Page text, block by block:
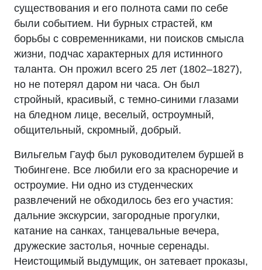
существования и его полнота сами по себе
были событием. Ни бурных страстей, км
борьбы с современниками, ни поисков смысла
жизни, подчас характерных для истинного
таланта. Он прожил всего 25 лет (1802–1827),
но не потерял даром ни часа. Он был
стройный, красивый, с темно-синими глазами
на бледном лице, веселый, остроумный,
общительный, скромный, добрый.
Вильгельм Гауф был руководителем буршей в
Тюбингене. Все любили его за красноречие и
остроумие. Ни одно из студенческих
развлечений не обходилось без его участия:
дальние экскурсии, загородные прогулки,
катание на санках, танцевальные вечера,
дружеские застолья, ночные серенады.
Неистощимый выдумщик, он затевает проказы,